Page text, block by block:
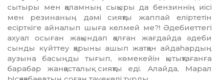
сытыры мен қаламның сы­қыры да бензиннің иісі
мен ре­зинаның дәмі сияқты жаппай елір­тетін
есірткіге айналып шыға келмей ме?! Әдебиеттегі
ахуал осыған жа­қын­дап қалған жағдайда әдеби
сынды күйттеу қарыны ашып жатқан ай­даһардың
аузына басыңды тығып, кө­мекейін қытықтағанға
барабар жан­қасталық сияқты еді. Алайда, Марал